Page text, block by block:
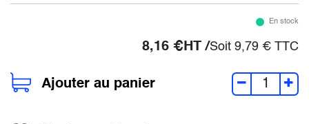
En stock
8,16 €HT /Soit 9,79 € TTC
Ajouter au panier